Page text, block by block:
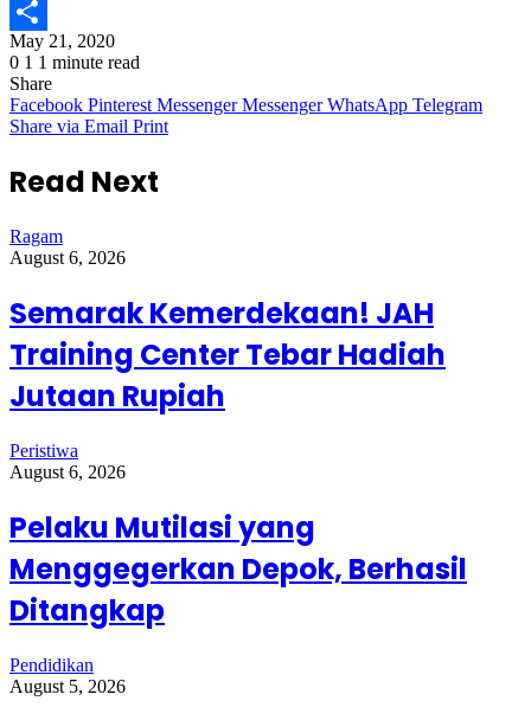
Email
Share
May 21, 2020
0 1 1 minute read
Share
Facebook Pinterest Messenger Messenger WhatsApp Telegram
Share via Email Print
Read Next
Ragam
August 6, 2026
Semarak Kemerdekaan! JAH
Training Center Tebar Hadiah
Jutaan Rupiah
Peristiwa
August 6, 2026
Pelaku Mutilasi yang
Menggegerkan Depok, Berhasil
Ditangkap
Pendidikan
August 5, 2026